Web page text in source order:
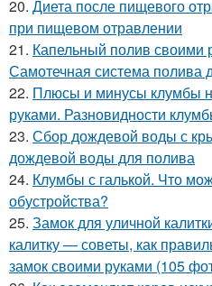
20. Диета после пищевого
при пищевом отравлении
21. Капельный полив своими
Самотечная система полива
22. Плюсы и минусы клумбы
руками. Разновидности
23. Сбор дождевой воды с
дождевой воды для полива
24. Клумбы с галькой. Что
обустройства?
25. Замок для уличной
калитку — советы, как
замок своими руками (105